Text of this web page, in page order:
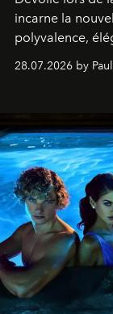
incarne la
polyvalence,
28.07.2026 by